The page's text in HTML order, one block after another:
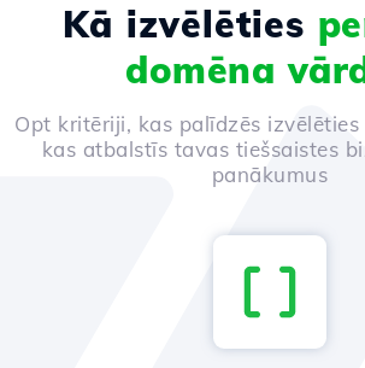
Kā izvēlēties
domēna
Opt kritēriji, kas palīdzēs
kas atbalstīs tavas tiešsaistes
panākumus